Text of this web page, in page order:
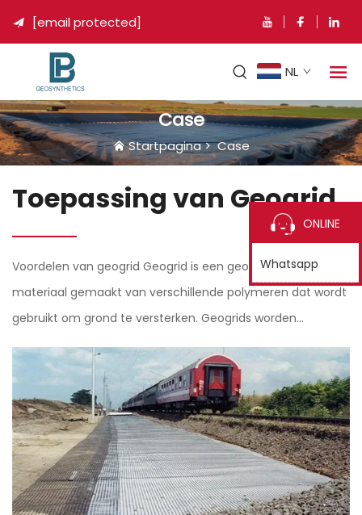
 [email protected]
NL
Case
Startpagina>Case
Toepassing van Geogrid
Voordelen van geogrid Geogrid is een geosynthetisch
materiaal gemaakt van verschillende polymeren dat wordt
gebruikt om grond te versterken. Geogrids worden
geïnstalleerd in horizontale lagen tussen grondlagen en
strekken zich uit in de grond achter de lagen om de grond
te stabiliseren, daar...
ONLINE
Whatsapp